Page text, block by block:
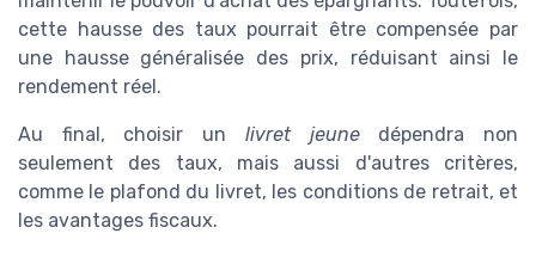
cette hausse des taux pourrait être compensée par
une hausse généralisée des prix, réduisant ainsi le
rendement réel.
Au final, choisir un livret jeunedépendra non
seulement des taux, mais aussi d'autres critères,
comme le plafond du livret, les conditions de retrait, et
les avantages fiscaux.